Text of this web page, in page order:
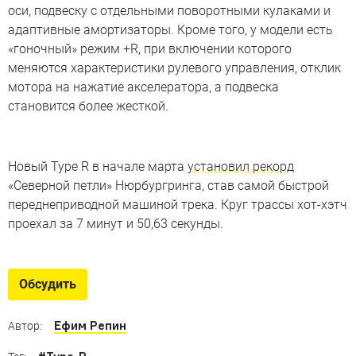
оси, подвеску с отдельными поворотными кулаками и
адаптивные амортизаторы. Кроме того, у модели есть
«гоночный» режим +R, при включении которого
меняются характеристики рулевого управления, отклик
мотора на нажатие акселератора, а подвеска
становится более жесткой.
Новый Type R в начале марта установил рекорд
«Северной петли» Нюрбургринга, став самой быстрой
переднеприводной машиной трека. Круг трассы хот-хэтч
проехал за 7 минут и 50,63 секунды.
Обсудить
Автор: Ефим Репин